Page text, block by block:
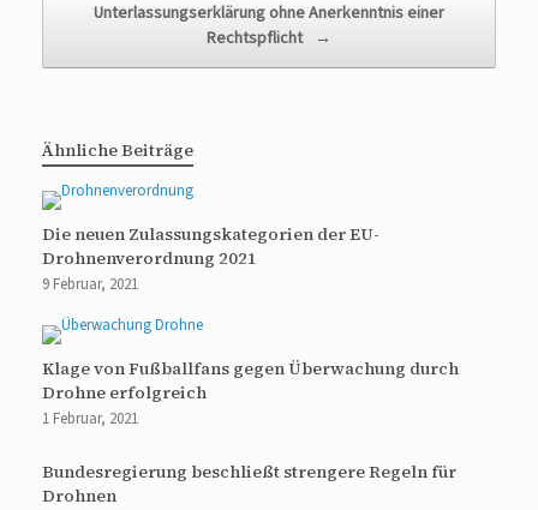
Unterlassungserklärung ohne Anerkenntnis einer
Rechtspflicht →
Ähnliche Beiträge
Die neuen Zulassungskategorien der EU-
Drohnenverordnung 2021
9 Februar, 2021
Klage von Fußballfans gegen Überwachung durch
Drohne erfolgreich
1 Februar, 2021
Bundesregierung beschließt strengere Regeln für
Drohnen